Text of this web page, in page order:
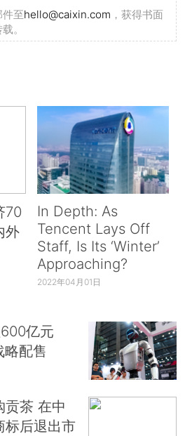
至hello@caixin.com ，获得书面
。
70
外
In Depth: As
Tencent Lays Off
Staff, Is Its ‘Winter’
Approaching?
2022年04月01日
亿元
配售
贡茶 在中
标后退出市